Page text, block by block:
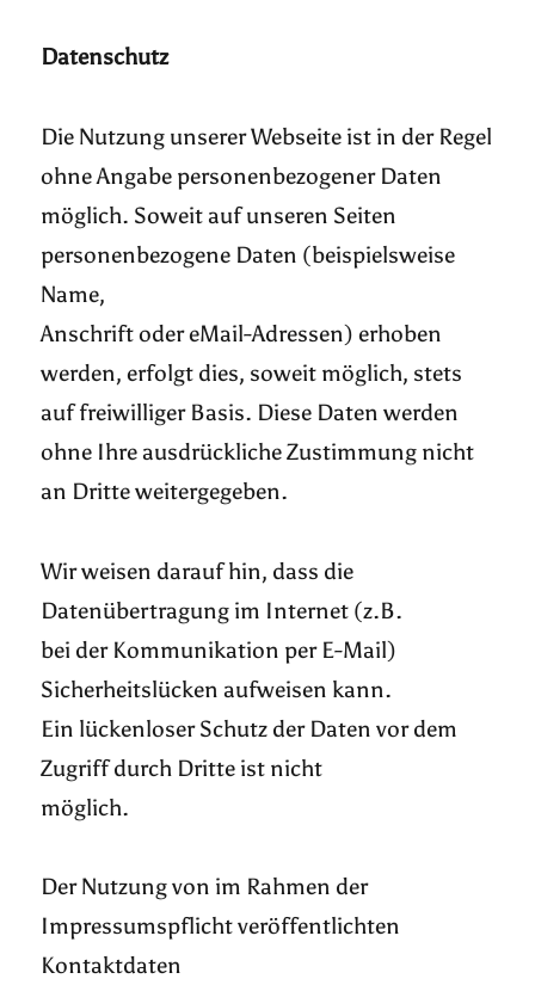
Datenschutz
Die Nutzung unserer Webseite ist in der Regel
ohne Angabe personenbezogener Daten
möglich. Soweit auf unseren Seiten
personenbezogene Daten (beispielsweise
Name,
Anschrift oder eMail-Adressen) erhoben
werden, erfolgt dies, soweit möglich, stets
auf freiwilliger Basis. Diese Daten werden
ohne Ihre ausdrückliche Zustimmung nicht
an Dritte weitergegeben.
Wir weisen darauf hin, dass die
Datenübertragung im Internet (z.B.
bei der Kommunikation per E-Mail)
Sicherheitslücken aufweisen kann.
Ein lückenloser Schutz der Daten vor dem
Zugriff durch Dritte ist nicht
möglich.
Der Nutzung von im Rahmen der
Impressumspflicht veröffentlichten
Kontaktdaten